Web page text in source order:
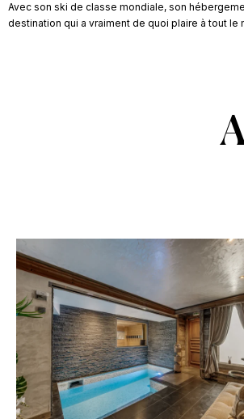
Avec son ski de classe mondiale, son
destination qui a vraiment de quoi plaire à tout le